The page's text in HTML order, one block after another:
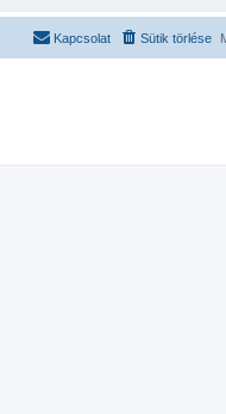
Sütik törlése
Kapcsolat